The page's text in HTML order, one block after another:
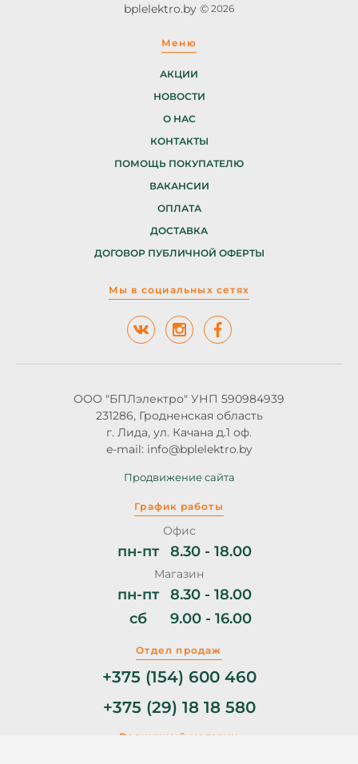
bplelektro.by © 2026
Меню
АКЦИИ
НОВОСТИ
О НАС
КОНТАКТЫ
ПОМОЩЬ ПОКУПАТЕЛЮ
ВАКАНСИИ
ОПЛАТА
ДОСТАВКА
ДОГОВОР ПУБЛИЧНОЙ ОФЕРТЫ
Мы в социальных сетях
Отдел продаж
+375 (154) 600 460
+375 (29) 18 18 580
Розничный магазин
График работы
Офис
пн-пт 8.30 - 18.00
Магазин
пн-пт
8.30 - 18.00
сб
9.00 - 16.00
ООО "БПЛэлектро" УНП 590984939
231286, Гродненская область
г. Лида, ул. Качана д.1 оф.
e-mail: info@bplelektro.by
Продвижение сайта